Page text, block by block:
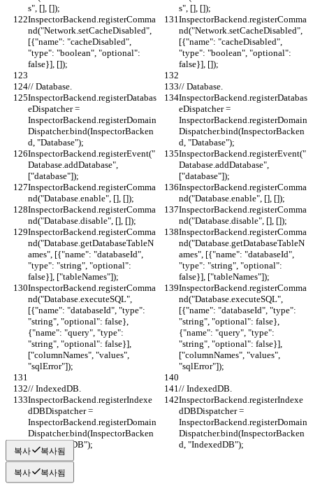
s", [], []);
s", [], []);
InspectorBackend.registerComma
nd("Network.setCacheDisabled",
[{"name": "cacheDisabled",
"type": "boolean", "optional":
false}], []);
InspectorBackend.registerComma
nd("Network.setCacheDisabled",
[{"name": "cacheDisabled",
"type": "boolean", "optional":
false}], []);
// Database.
// Database.
InspectorBackend.registerDatabas
eDispatcher =
InspectorBackend.registerDomain
Dispatcher.bind(InspectorBacken
d, "Database");
InspectorBackend.registerDatabas
eDispatcher =
InspectorBackend.registerDomain
Dispatcher.bind(InspectorBacken
d, "Database");
InspectorBackend.registerEvent("
Database.addDatabase",
["database"]);
InspectorBackend.registerEvent("
Database.addDatabase",
["database"]);
InspectorBackend.registerComma
nd("Database.enable", [], []);
InspectorBackend.registerComma
nd("Database.enable", [], []);
InspectorBackend.registerComma
nd("Database.disable", [], []);
InspectorBackend.registerComma
nd("Database.disable", [], []);
InspectorBackend.registerComma
nd("Database.getDatabaseTableN
ames", [{"name": "databaseId",
"type": "string", "optional":
false}], ["tableNames"]);
InspectorBackend.registerComma
nd("Database.getDatabaseTableN
ames", [{"name": "databaseId",
"type": "string", "optional":
false}], ["tableNames"]);
InspectorBackend.registerComma
nd("Database.executeSQL",
[{"name": "databaseId", "type":
"string", "optional": false},
{"name": "query", "type":
"string", "optional": false}],
["columnNames", "values",
"sqlError"]);
InspectorBackend.registerComma
nd("Database.executeSQL",
[{"name": "databaseId", "type":
"string", "optional": false},
{"name": "query", "type":
"string", "optional": false}],
["columnNames", "values",
"sqlError"]);
// IndexedDB.
// IndexedDB.
InspectorBackend.registerIndexe
dDBDispatcher =
InspectorBackend.registerDomain
Dispatcher.bind(InspectorBacken
d, "IndexedDB");
InspectorBackend.registerIndexe
dDBDispatcher =
InspectorBackend.registerDomain
Dispatcher.bind(InspectorBacken
d, "IndexedDB");
복사 복사됨
복사 복사됨